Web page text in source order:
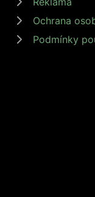
Ochrana
Podmínky